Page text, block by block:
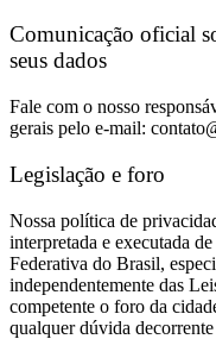
Comunicação oficial
seus dados
Fale com o nosso
gerais pelo e-mail:
Legislação e foro
Nossa política de
interpretada e executada
Federativa do Brasil,
independentemente das
competente o foro da
qualquer dúvida